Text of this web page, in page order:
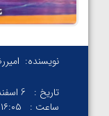
نویسنده:
تاریخ :
6 اسفند 1402
ساعت :
۱۶:۰۵